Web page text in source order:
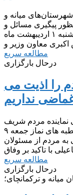
میانه و
پیگیری مسائل و
مشکلات حوزه راه این دو شهرستان روز دوشنبه ۱ اردیبهشت ماه
مطالعه سریع
درحال بارگزاری
را اذیت می
نداریم
مردم شریف
شهرستان های میانه و ترکمانچای پیش از خطبه های نماز جمعه ۹
به مردم از مسئولان
مطالعه سریع
درحال بارگزاری
و ترکمانچای؛